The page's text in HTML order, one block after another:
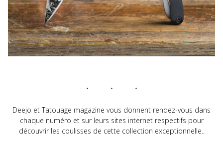
Deejo et Tatouage magazine vous donnent rendez-vous dans
chaque numéro et sur leurs sites internet respectifs pour
découvrir les coulisses de cette collection exceptionnelle..